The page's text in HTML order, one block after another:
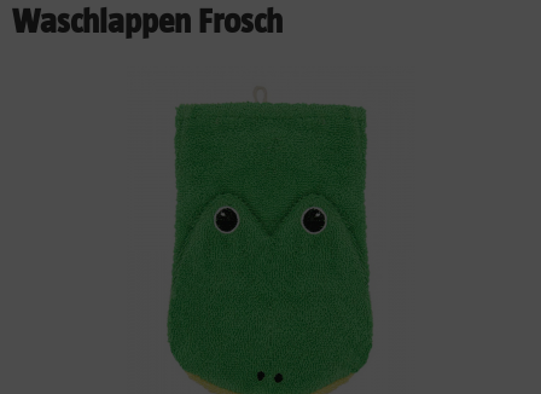
Waschlappen Frosch